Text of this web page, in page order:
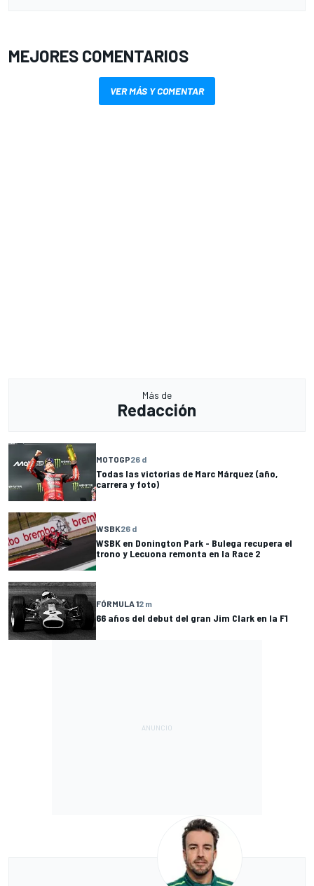
MEJORES COMENTARIOS
VER MÁS Y COMENTAR
Más de
Redacción
MOTOGP26 d
Todas las victorias de Marc Márquez (año,
carrera y foto)
WSBK26 d
WSBK en Donington Park - Bulega recupera el
trono y Lecuona remonta en la Race 2
FÓRMULA 12 m
66 años del debut del gran Jim Clark en la F1